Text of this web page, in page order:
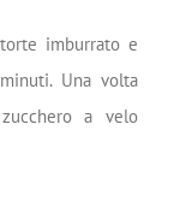
imburrato e
Una volta
a velo